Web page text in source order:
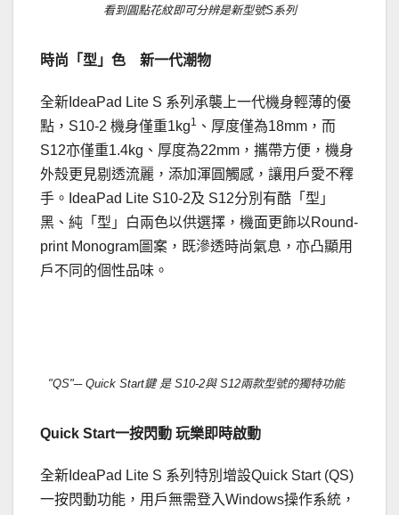
看到圓點花紋即可分辨是新型號S系列
時尚「型」色 新一代潮物
全新IdeaPad Lite S 系列承襲上一代機身輕薄的優
點，S10-2 機身僅重1kg1 、厚度僅為18mm，而
S12亦僅重1.4kg、厚度為22mm，攜帶方便，機身
外殼更見剔透流麗，添加渾圓觸感，讓用戶愛不釋
手。IdeaPad Lite S10-2及 S12分別有酷「型」
黑、純「型」白兩色以供選擇，機面更飾以Round-
print Monogram圖案，既滲透時尚氣息，亦凸顯用
戶不同的個性品味。
"QS"─ Quick Start鍵 是 S10-2與 S12兩款型號的獨特功能
Quick Start一按閃動 玩樂即時啟動
全新IdeaPad Lite S 系列特別增設Quick Start (QS)
一按閃動功能，用戶無需登入Windows操作系統，